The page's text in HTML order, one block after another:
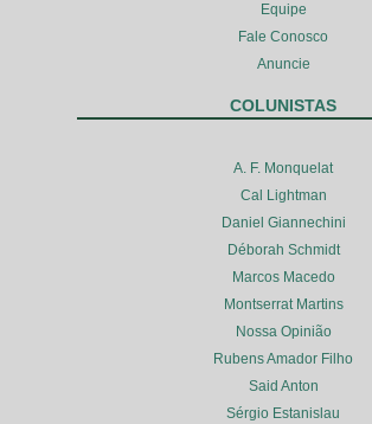
Equipe
Fale Conosco
Anuncie
COLUNISTAS
A. F. Monquelat
Cal Lightman
Daniel Giannechini
Déborah Schmidt
Marcos Macedo
Montserrat Martins
Nossa Opinião
Rubens Amador Filho
Said Anton
Sérgio Estanislau